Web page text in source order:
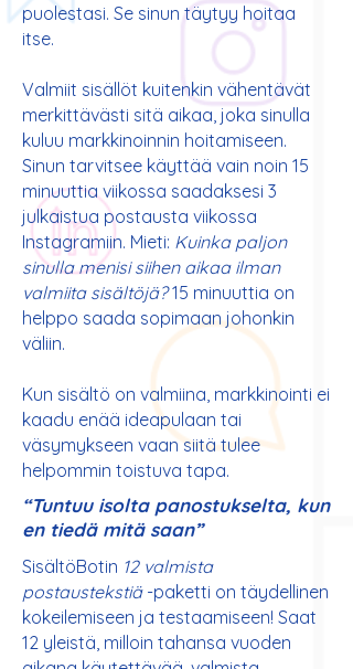
puolestasi. Se sinun täytyy hoitaa
itse.
Valmiit sisällöt kuitenkin vähentävät
merkittävästi sitä aikaa, joka sinulla
kuluu markkinoinnin hoitamiseen.
Sinun tarvitsee käyttää vain noin 15
minuuttia viikossa saadaksesi 3
julkaistua postausta viikossa
Instagramiin. Mieti: Kuinka paljon
sinulla menisi siihen aikaa ilman
valmiita sisältöjä?15 minuuttia on
helppo saada sopimaan johonkin
väliin.
Kun sisältö on valmiina, markkinointi ei
kaadu enää ideapulaan tai
väsymykseen vaan siitä tulee
helpommin toistuva tapa.
“Tuntuu isolta panostukselta, kun
en tiedä mitä saan”
SisältöBotin 12 valmista
postaustekstiä-paketti on täydellinen
kokeilemiseen ja testaamiseen! Saat
12 yleistä, milloin tahansa vuoden